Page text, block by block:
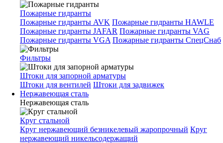
Пожарные гидранты
Пожарные гидранты AVK Пожарные гидранты HAWLE
Пожарные гидранты JAFAR Пожарные гидранты VAG
Пожарные гидранты VGA Пожарные гидранты СпецСнаб
Фильтры
Штоки для запорной арматуры
Штоки для вентилей Штоки для задвижек
Нержавеющая сталь
Нержавеющая сталь
Круг стальной
Круг нержавеющий безникелевый жаропрочный Круг
нержавеющий никельсодержащий